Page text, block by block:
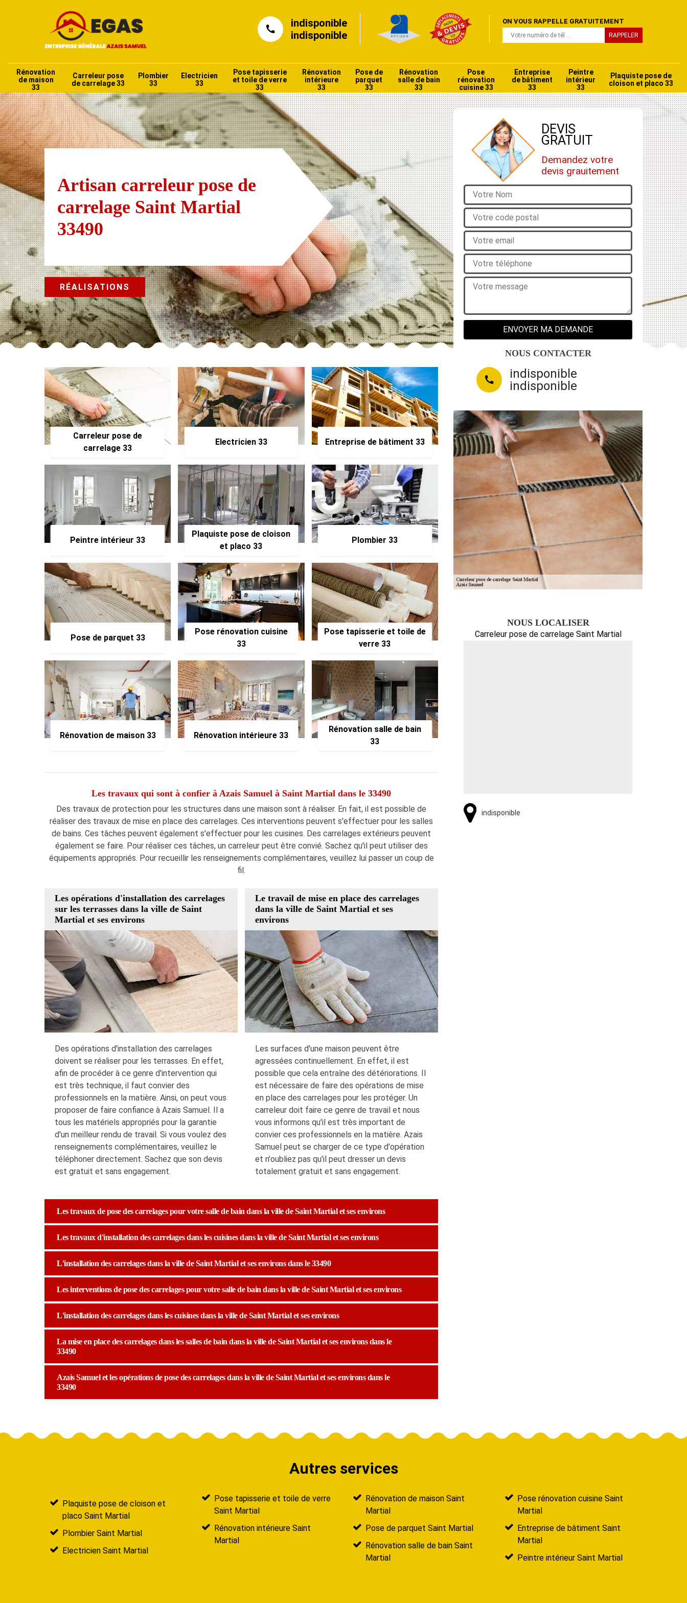
indisponible
indisponible
ON VOUS RAPPELLE GRATUITEMENT
Rénovation
de maison
33
Carreleur pose
de carrelage 33
Plombier
33
Electricien
33
Pose tapisserie
et toile de verre
33
Rénovation
intérieure
33
Pose de
parquet
33
Rénovation
salle de bain
33
Pose
rénovation
cuisine 33
Entreprise
de bâtiment
33
Peintre
intérieur
33
Plaquiste pose de
cloison et placo 33
Artisan carreleur pose de
carrelage Saint Martial
33490
RÉALISATIONS
Carreleur pose de
carrelage 33
Electricien 33 Entreprise de bâtiment 33
Peintre intérieur 33
Plaquiste pose de cloison
et placo 33
Plombier 33
Pose de parquet 33
Pose rénovation cuisine
33
Pose tapisserie et toile de
verre 33
Rénovation de maison 33 Rénovation intérieure 33
Rénovation salle de bain
33
Les travaux qui sont à confier à Azais Samuel à Saint Martial dans le 33490
Des travaux de protection pour les structures dans une maison sont à réaliser. En fait, il est possible de
réaliser des travaux de mise en place des carrelages. Ces interventions peuvent s'effectuer pour les salles
de bains. Ces tâches peuvent également s'effectuer pour les cuisines. Des carrelages extérieurs peuvent
également se faire. Pour réaliser ces tâches, un carreleur peut être convié. Sachez qu'il peut utiliser des
équipements appropriés. Pour recueillir les renseignements complémentaires, veuillez lui passer un coup de
fil.
Les opérations d'installation des carrelages
sur les terrasses dans la ville de Saint
Martial et ses environs
Des opérations d'installation des carrelages
doivent se réaliser pour les terrasses. En effet,
afin de procéder à ce genre d'intervention qui
est très technique, il faut convier des
professionnels en la matière. Ainsi, on peut vous
proposer de faire confiance à Azais Samuel. Il a
tous les matériels appropriés pour la garantie
d'un meilleur rendu de travail. Si vous voulez des
renseignements complémentaires, veuillez le
téléphoner directement. Sachez que son devis
est gratuit et sans engagement.
Le travail de mise en place des carrelages
dans la ville de Saint Martial et ses
environs
Les surfaces d'une maison peuvent être
agressées continuellement. En effet, il est
possible que cela entraîne des détériorations. Il
est nécessaire de faire des opérations de mise
en place des carrelages pour les protéger. Un
carreleur doit faire ce genre de travail et nous
vous informons qu'il est très important de
convier ces professionnels en la matière. Azais
Samuel peut se charger de ce type d'opération
et n'oubliez pas qu'il peut dresser un devis
totalement gratuit et sans engagement.
Les travaux de pose des carrelages pour votre salle de bain dans la ville de Saint Martial et ses environs
Les travaux d'installation des carrelages dans les cuisines dans la ville de Saint Martial et ses environs
L'installation des carrelages dans la ville de Saint Martial et ses environs dans le 33490
Les interventions de pose des carrelages pour votre salle de bain dans la ville de Saint Martial et ses environs
L'installation des carrelages dans les cuisines dans la ville de Saint Martial et ses environs
La mise en place des carrelages dans les salles de bain dans la ville de Saint Martial et ses environs dans le
33490
Azais Samuel et les opérations de pose des carrelages dans la ville de Saint Martial et ses environs dans le
33490
DEVIS
GRATUIT
Demandez votre
devis grauitement
NOUS CONTACTER
indisponible
indisponible
NOUS LOCALISER
Carreleur pose de carrelage Saint Martial
indisponible
Autres services
Plaquiste pose de cloison et
placo Saint Martial
Plombier Saint Martial
Electricien Saint Martial
Pose tapisserie et toile de verre
Saint Martial
Rénovation intérieure Saint
Martial
Rénovation de maison Saint
Martial
Pose de parquet Saint Martial
Rénovation salle de bain Saint
Martial
Pose rénovation cuisine Saint
Martial
Entreprise de bâtiment Saint
Martial
Peintre intérieur Saint Martial